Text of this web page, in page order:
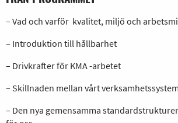
– Vad och varför kvalitet, miljö och
– Introduktion till hållbarhet
– Drivkrafter för KMA -arbetet
– Skillnaden mellan vårt
– Den nya gemensamma